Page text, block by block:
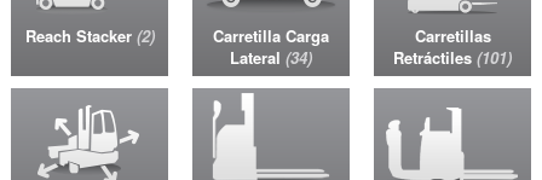
Reach Stacker 2
Carretilla Carga
Lateral 34
Carretillas
Retráctiles 101